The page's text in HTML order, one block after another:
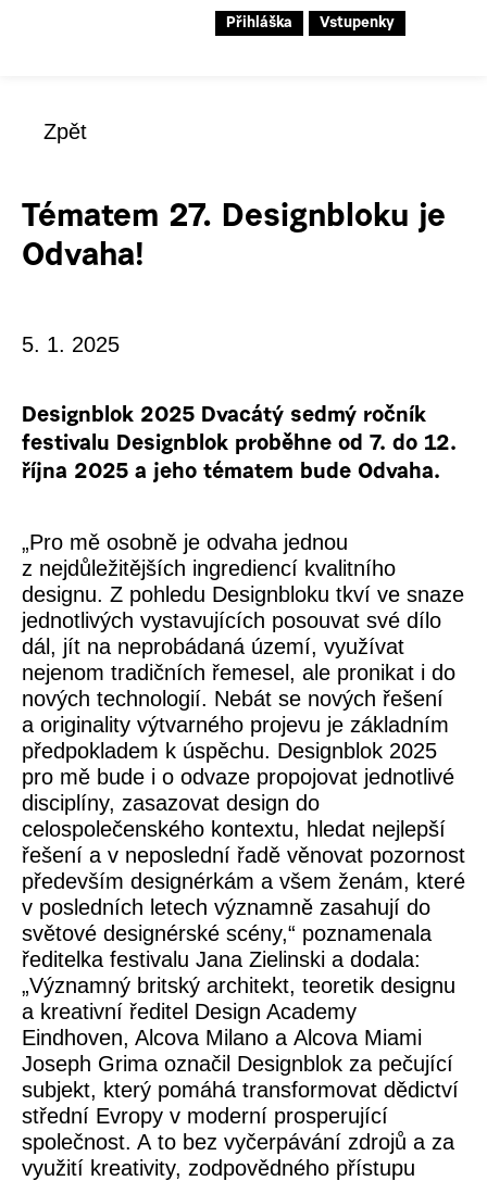
Přihláška Vstupenky
Zpět
Tématem 27. Designbloku je
Odvaha!
5. 1. 2025
Designblok 2025 Dvacátý sedmý ročník
festivalu Designblok proběhne od 7. do 12.
října 2025 a jeho tématem bude Odvaha.
„Pro mě osobně je odvaha jednou
z nejdůležitějších ingrediencí kvalitního
designu. Z pohledu Designbloku tkví ve snaze
jednotlivých vystavujících posouvat své dílo
dál, jít na neprobádaná území, využívat
nejenom tradičních řemesel, ale pronikat i do
nových technologií. Nebát se nových řešení
a originality výtvarného projevu je základním
předpokladem k úspěchu. Designblok 2025
pro mě bude i o odvaze propojovat jednotlivé
disciplíny, zasazovat design do
celospolečenského kontextu, hledat nejlepší
řešení a v neposlední řadě věnovat pozornost
především designérkám a všem ženám, které
v posledních letech významně zasahují do
světové designérské scény,“ poznamenala
ředitelka festivalu Jana Zielinski a dodala:
„Významný britský architekt, teoretik designu
a kreativní ředitel Design Academy
Eindhoven, Alcova Milano a Alcova Miami
Joseph Grima označil Designblok za pečující
subjekt, který pomáhá transformovat dědictví
střední Evropy v moderní prosperující
společnost. A to bez vyčerpávání zdrojů a za
využití kreativity, zodpovědného přístupu